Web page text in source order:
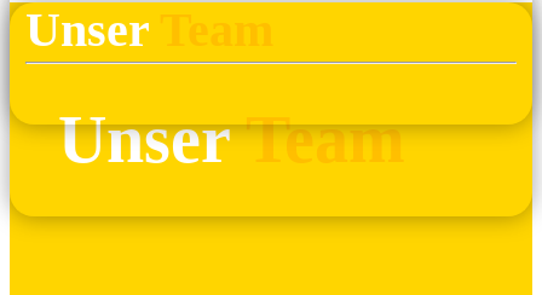
UnserTeam
Unser